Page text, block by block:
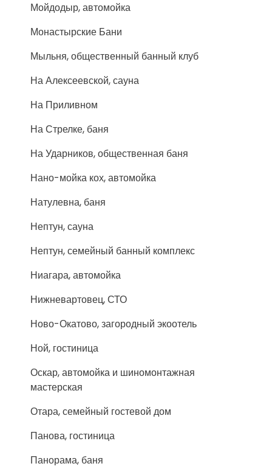
Мойдодыр, автомойка
Монастырские Бани
Мыльня, общественный банный клуб
На Алексеевской, сауна
На Приливном
На Стрелке, баня
На Ударников, общественная баня
Нано-мойка кох, автомойка
Натулевна, баня
Нептун, сауна
Нептун, семейный банный комплекс
Ниагара, автомойка
Нижневартовец, СТО
Ново-Окатово, загородный экоотель
Ной, гостиница
Оскар, автомойка и шиномонтажная
мастерская
Отара, семейный гостевой дом
Панова, гостиница
Панорама, баня